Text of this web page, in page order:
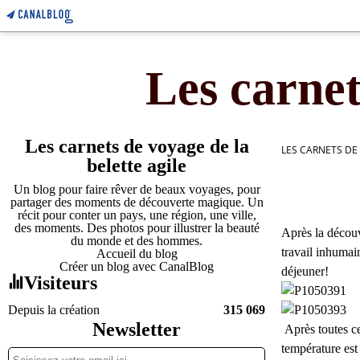
Les
Les carnets de voyage de la
belette agile
Un blog pour faire rêver de beaux voyages, pour
partager des moments de découverte magique. Un
récit pour conter un pays, une région, une ville,
des moments. Des photos pour illustrer la beauté
du monde et des hommes.
Accueil du blog
Créer un blog avec CanalBlog
Visiteurs
Depuis la création 315 069
Newsletter
LES CARNETS
Après la
travail
déjeuner!
Après toutes
température